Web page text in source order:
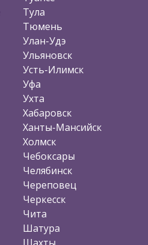
Тула
Тюмень
Улан-Удэ
Ульяновск
Усть-Илимск
Уфа
Ухта
Хабаровск
Ханты-Мансийск
Холмск
Чебоксары
Челябинск
Череповец
Черкесск
Чита
Шатура
Шахты